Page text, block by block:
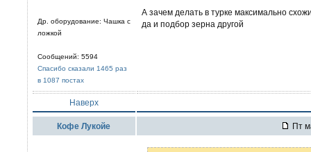
Др. оборудование: Чашка с
ложкой
Сообщений: 5594
Спасибо сказали 1465 раз
в 1087 постах
А зачем делать в турке максимально
да и подбор зерна другой
Наверх
Кофе Лукойе Пт